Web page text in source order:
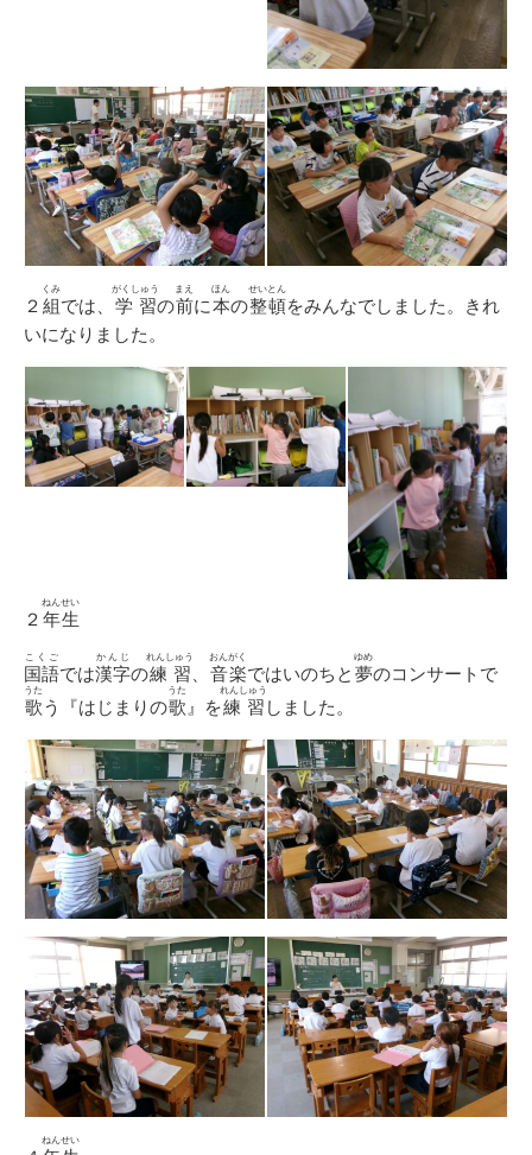
２ 組
くみ
では、 学習
がくしゅう
の前
まえ
に本
ほん
の整頓
せいとん
をみんなでしました。きれ
いになりました。
２ 年生
ねんせい
国語
こくご
では漢字
かんじ
の練習
れんしゅう
音楽
おんがく
ではいのちと 夢
ゆめ
のコンサートで
歌
うた
う『はじまりの歌
うた
』を練習
れんしゅう
しました。
ねんせい